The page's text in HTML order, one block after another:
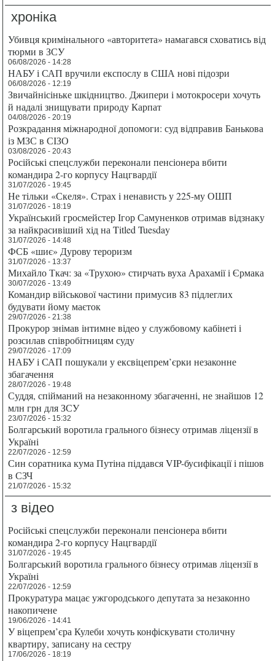
хроніка
Убивця кримінального «авторитета» намагався сховатись від
тюрми в ЗСУ
06/08/2026 - 14:28
НАБУ і САП вручили експослу в США нові підозри
06/08/2026 - 12:19
Звичайнісіньке шкідництво. Джипери і мотокросери хочуть
й надалі знищувати природу Карпат
04/08/2026 - 20:19
Розкрадання міжнародної допомоги: суд відправив Банькова
із МЗС в СІЗО
03/08/2026 - 20:43
Російські спецслужби переконали пенсіонера вбити
командира 2-го корпусу Нацгвардії
31/07/2026 - 19:45
Не тільки «Скеля». Страх і ненависть у 225-му ОШП
31/07/2026 - 18:19
Український гросмейстер Ігор Самуненков отримав відзнаку
за найкрасивіший хід на Titled Tuesday
31/07/2026 - 14:48
ФСБ «шиє» Дурову тероризм
31/07/2026 - 13:37
Михайло Ткач: за «Трухою» стирчать вуха Арахамії і Єрмака
30/07/2026 - 13:49
Командир військової частини примусив 83 підлеглих
будувати йому маєток
29/07/2026 - 21:38
Прокурор знімав інтимне відео у службовому кабінеті і
розсилав співробітницям суду
29/07/2026 - 17:09
НАБУ і САП пошукали у ексвіцепрем’єрки незаконне
збагачення
28/07/2026 - 19:48
Суддя, спійманий на незаконному збагаченні, не знайшов 12
млн грн для ЗСУ
23/07/2026 - 15:32
Болгарський воротила грального бізнесу отримав ліцензії в
Україні
22/07/2026 - 12:59
Син соратника кума Путіна піддався VIP-бусифікації і пішов
в СЗЧ
21/07/2026 - 15:32
з відео
Російські спецслужби переконали пенсіонера вбити
командира 2-го корпусу Нацгвардії
31/07/2026 - 19:45
Болгарський воротила грального бізнесу отримав ліцензії в
Україні
22/07/2026 - 12:59
Прокуратура мацає ужгородського депутата за незаконно
накопичене
19/06/2026 - 14:41
У віцепрем’єра Кулеби хочуть конфіскувати столичну
квартиру, записану на сестру
17/06/2026 - 18:19